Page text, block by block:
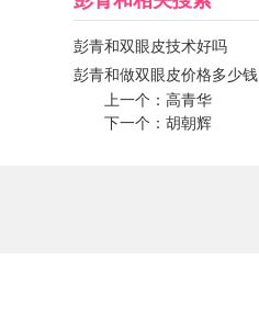
彭青和双眼皮技术好吗
彭青和做双眼皮价格多少钱
上一个：高青华
下一个：胡朝辉